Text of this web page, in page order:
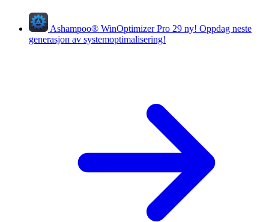
Ashampoo® WinOptimizer Pro 29 ny! Oppdag neste
generasjon av systemoptimalisering!